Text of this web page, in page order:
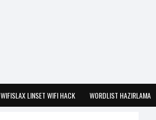
WIFISLAX LINSET WIFI HACK WORDLIST HAZIRLAMA